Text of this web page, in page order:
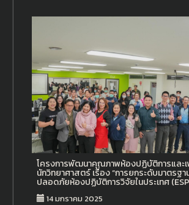
โครงการพัฒนาคุณภาพห้องปฏิบัติการและ
นักวิทยาศาสตร์ เรื่อง “การยกระดับมาตรฐา
ปลอดภัยห้องปฏิบัติการวิจัยในประเทศ
14 มกราคม 2025